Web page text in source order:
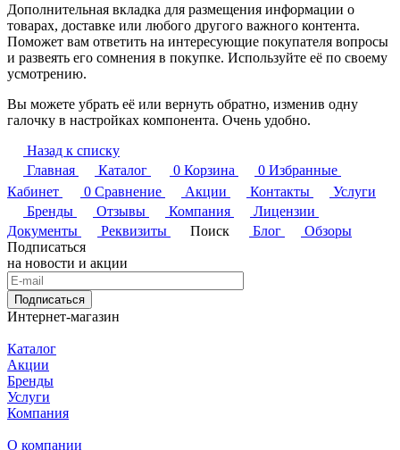
Дополнительная вкладка для размещения информации о
товарах, доставке или любого другого важного контента.
Поможет вам ответить на интересующие покупателя вопросы
и развеять его сомнения в покупке. Используйте её по своему
усмотрению.
Вы можете убрать её или вернуть обратно, изменив одну
галочку в настройках компонента. Очень удобно.
Назад к списку
Главная
Каталог 0 Корзина 0 Избранные
Кабинет
0 Сравнение Акции Контакты
Услуги
Бренды
Отзывы Компания
Лицензии
Документы
Реквизиты Поиск Блог
Обзоры
Подписаться
на новости и акции
Подписаться
Интернет-магазин
Каталог
Акции
Бренды
Услуги
Компания
О компании